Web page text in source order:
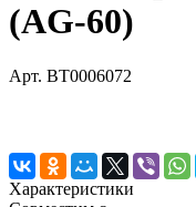
(AG-60)
Арт. BT0006072
Характеристики